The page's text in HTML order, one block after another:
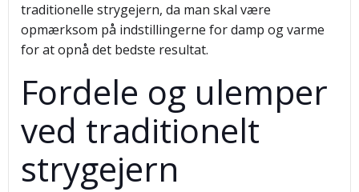
traditionelle strygejern, da man skal være
opmærksom på indstillingerne for damp og varme
for at opnå det bedste resultat.
Fordele og ulemper
ved traditionelt
strygejern